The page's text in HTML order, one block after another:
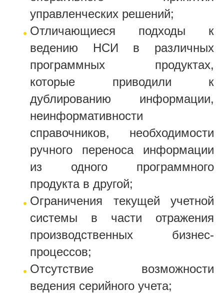
управленческих решений;
Отличающиеся подходы к
ведению НСИ в различных
программных продуктах,
которые приводили к
дублированию информации,
неинформативности
справочников, необходимости
ручного переноса информации
из одного программного
продукта в другой;
Ограничения текущей учетной
системы в части отражения
производственных бизнес-
процессов;
Отсутствие возможности
ведения серийного учета;